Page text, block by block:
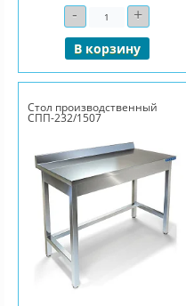
- Количество+
В корзину
Стол производственный
СПП-232/1507